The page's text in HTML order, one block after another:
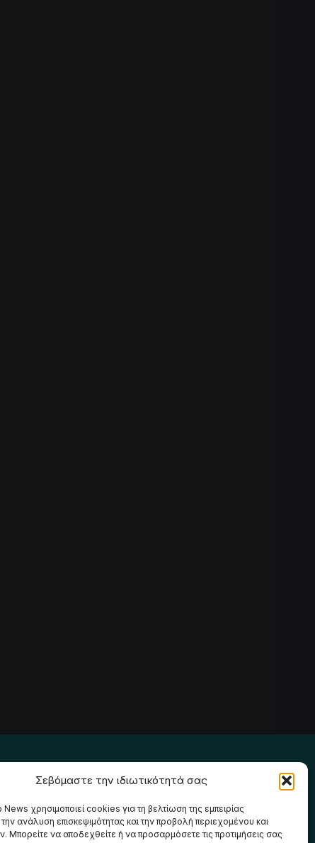
Σεβόμαστε την ιδιωτικότητά σας
χρησιμοποιεί cookies για τη βελτίωση της εμπειρίας
ανάλυση επισκεψιμότητας και την προβολή περιεχομένου και
Μπορείτε να αποδεχθείτε ή να προσαρμόσετε τις προτιμήσεις σας